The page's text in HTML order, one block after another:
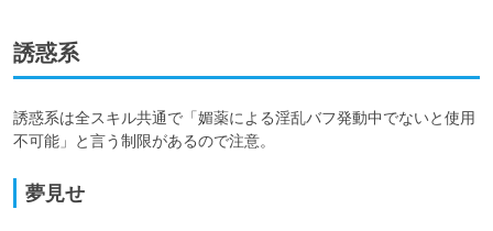
誘惑系
誘惑系は全スキル共通で「媚薬による淫乱バフ発動中でないと使用
不可能」と言う制限があるので注意。
夢見せ